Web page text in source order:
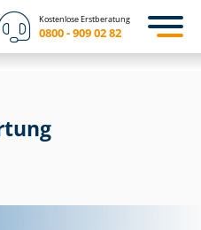
Kostenlose Erstberatung
0800 - 909 02 82